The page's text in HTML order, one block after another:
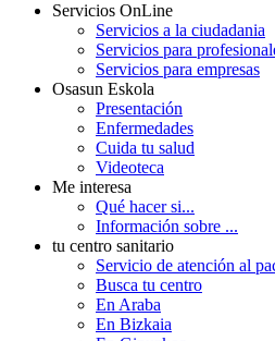
Servicios OnLine
Servicios a la ciudadania
Servicios para
Servicios para empresas
Osasun Eskola
Presentación
Enfermedades
Cuida tu salud
Videoteca
Me interesa
Qué hacer si...
Información sobre ...
tu centro sanitario
Servicio de atención al
Busca tu centro
En Araba
En Bizkaia